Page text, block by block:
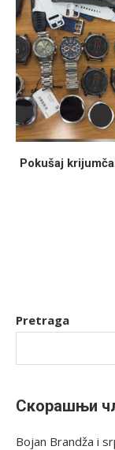
Pokušaj
Pretraga
Скорашњи
Bojan Brandža i